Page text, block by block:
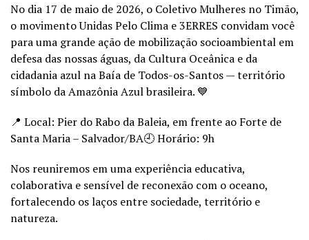
No dia 17 de maio de 2026, o Coletivo Mulheres no Timão,
o movimento Unidas Pelo Clima e 3ERRES convidam você
para uma grande ação de mobilização socioambiental em
defesa das nossas águas, da Cultura Oceânica e da
cidadania azul na Baía de Todos-os-Santos — território
símbolo da Amazônia Azul brasileira. 💙
📍 Local: Pier do Rabo da Baleia, em frente ao Forte de
Santa Maria – Salvador/BA🕘 Horário: 9h
Nos reuniremos em uma experiência educativa,
colaborativa e sensível de reconexão com o oceano,
fortalecendo os laços entre sociedade, território e
natureza.